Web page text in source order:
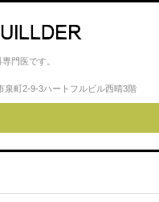
ク
門医です。
泉町2-9-3ハートフルビル西晴3階